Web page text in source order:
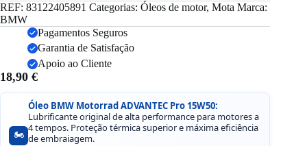
REF: 83122405891 Categorias: Óleos de motor, Mota Marca:
BMW
Pagamentos Seguros
Garantia de Satisfação
Apoio ao Cliente
18,90 €
🏍️
Óleo BMW Motorrad ADVANTEC Pro 15W50:
Lubrificante original de alta performance para motores a
4 tempos. Proteção térmica superior e máxima eficiência
de embraiagem.